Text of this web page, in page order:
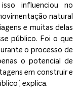
influenciou no
natural
e muitas delas
público. Foi o que
o processo de
o potencial de
em construir e
explica.